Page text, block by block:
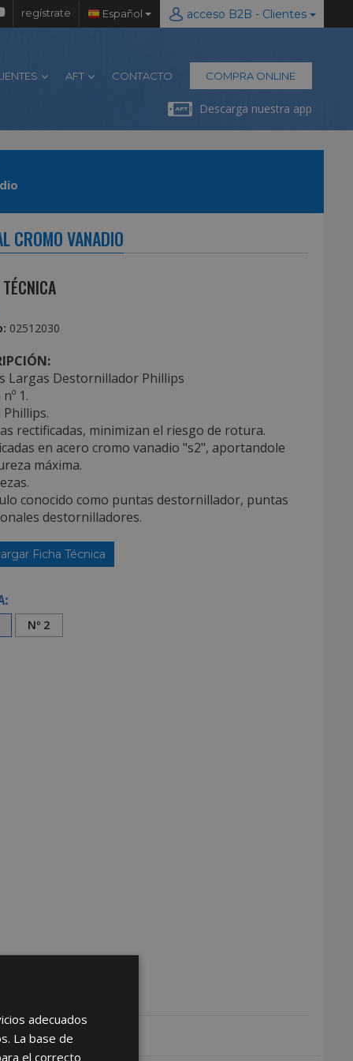
regístrate Español acceso B2B - Clientes
AFT CONTACTO COMPRA ONLINE
Descarga nuestra app
CROMO VANADIO
02512030
Largas Destornillador Phillips
1.
Phillips.
rectificadas, minimizan el riesgo de rotura.
en acero cromo vanadio "s2", aportandole
máxima.
conocido como puntas destornillador, puntas
destornilladores.
Ficha Técnica
Nº 2
adecuados
La base de
el correcto